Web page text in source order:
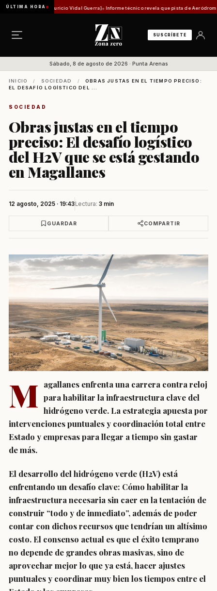
ÚLTIMA HORA
[Por Mauricio Vidal Guerra] Informe técnico revela que pista de Aeródromo de
SUSCRÍBETE
Sábado, 8 de agosto de 2026 · Punta Arenas
INICIO / SOCIEDAD /
OBRAS JUSTAS EN EL TIEMPO PRECISO:
EL DESAFÍO LOGÍSTICO DEL ...
SOCIEDAD
Obras justas en el tiempo
preciso: El desafío logístico
del H2V que se está gestando
en Magallanes
12 agosto, 2025 · 19:43Lectura: 3 min
GUARDAR COMPARTIR
M agallanes enfrenta una carrera contra reloj
para habilitar la infraestructura clave del
hidrógeno verde. La estrategia apuesta por
intervenciones puntuales y coordinación total entre
Estado y empresas para llegar a tiempo sin gastar
de más.
El desarrollo del hidrógeno verde (H2V) está
enfrentando un desafío clave: Cómo habilitar la
infraestructura necesaria sin caer en la tentación de
construir “todo y de inmediato”, además de poder
contar con dichos recursos que tendrían un altísimo
costo. El consenso actual es que el éxito temprano
no depende de grandes obras masivas, sino de
aprovechar mejor lo que ya está, hacer ajustes
puntuales y coordinar muy bien los tiempos entre el